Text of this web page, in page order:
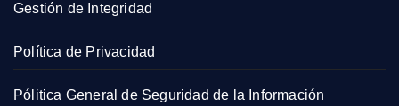
Gestión de Integridad
Política de Privacidad
Pólitica General de Seguridad de la Información